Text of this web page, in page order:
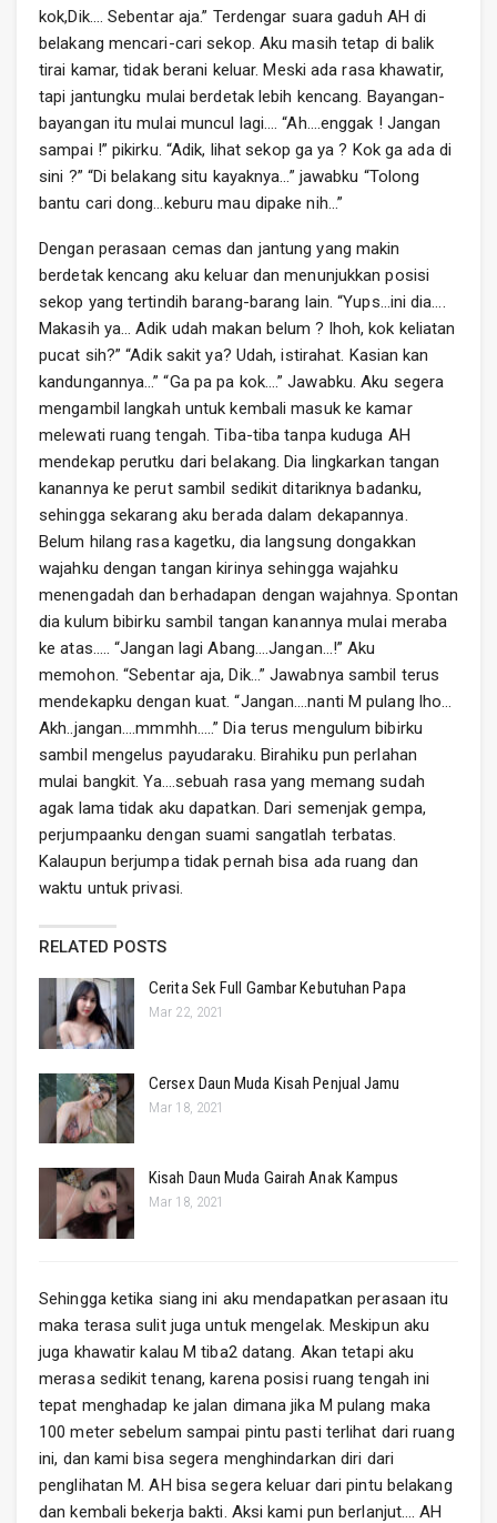
kok,Dik…. Sebentar aja.” Terdengar suara gaduh AH di
belakang mencari-cari sekop. Aku masih tetap di balik
tirai kamar, tidak berani keluar. Meski ada rasa khawatir,
tapi jantungku mulai berdetak lebih kencang. Bayangan-
bayangan itu mulai muncul lagi…. “Ah….enggak ! Jangan
sampai !” pikirku. “Adik, lihat sekop ga ya ? Kok ga ada di
sini ?” “Di belakang situ kayaknya…” jawabku “Tolong
bantu cari dong…keburu mau dipake nih…”
Dengan perasaan cemas dan jantung yang makin
berdetak kencang aku keluar dan menunjukkan posisi
sekop yang tertindih barang-barang lain. “Yups…ini dia….
Makasih ya… Adik udah makan belum ? lhoh, kok keliatan
pucat sih?” “Adik sakit ya? Udah, istirahat. Kasian kan
kandungannya…” “Ga pa pa kok….” Jawabku. Aku segera
mengambil langkah untuk kembali masuk ke kamar
melewati ruang tengah. Tiba-tiba tanpa kuduga AH
mendekap perutku dari belakang. Dia lingkarkan tangan
kanannya ke perut sambil sedikit ditariknya badanku,
sehingga sekarang aku berada dalam dekapannya.
Belum hilang rasa kagetku, dia langsung dongakkan
wajahku dengan tangan kirinya sehingga wajahku
menengadah dan berhadapan dengan wajahnya. Spontan
dia kulum bibirku sambil tangan kanannya mulai meraba
ke atas….. “Jangan lagi Abang….Jangan…!” Aku
memohon. “Sebentar aja, Dik…” Jawabnya sambil terus
mendekapku dengan kuat. “Jangan….nanti M pulang lho…
Akh..jangan….mmmhh…..” Dia terus mengulum bibirku
sambil mengelus payudaraku. Birahiku pun perlahan
mulai bangkit. Ya….sebuah rasa yang memang sudah
agak lama tidak aku dapatkan. Dari semenjak gempa,
perjumpaanku dengan suami sangatlah terbatas.
Kalaupun berjumpa tidak pernah bisa ada ruang dan
waktu untuk privasi.
RELATED POSTS
Cerita Sek Full Gambar Kebutuhan Papa
Mar 22, 2021
Cersex Daun Muda Kisah Penjual Jamu
Mar 18, 2021
Kisah Daun Muda Gairah Anak Kampus
Mar 18, 2021
Sehingga ketika siang ini aku mendapatkan perasaan itu
maka terasa sulit juga untuk mengelak. Meskipun aku
juga khawatir kalau M tiba2 datang. Akan tetapi aku
merasa sedikit tenang, karena posisi ruang tengah ini
tepat menghadap ke jalan dimana jika M pulang maka
100 meter sebelum sampai pintu pasti terlihat dari ruang
ini, dan kami bisa segera menghindarkan diri dari
penglihatan M. AH bisa segera keluar dari pintu belakang
dan kembali bekerja bakti. Aksi kami pun berlanjut…. AH